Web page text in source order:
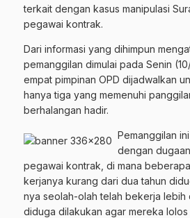
terkait dengan kasus manipulasi
pegawai kontrak.
Dari informasi yang dihimpun
pemanggilan dimulai pada Senin
empat pimpinan OPD dijadwalkan
hanya tiga yang memenuhi
berhalangan hadir.
Pemanggilan
dengan
pegawai kontrak, di mana
kerjanya kurang dari dua tahun
nya seolah-olah telah bekerja lebih
diduga dilakukan agar mereka